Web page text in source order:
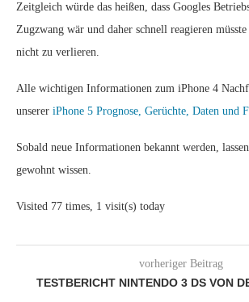
Zeitgleich würde das heißen, dass Googles
Zugzwang wär und daher schnell reagieren
nicht zu verlieren.
Alle wichtigen Informationen zum iPhone 4
unserer iPhone 5 Prognose, Gerüchte, Daten und
Sobald neue Informationen bekannt werden,
gewohnt wissen.
Visited 77 times, 1 visit(s) today
vorheriger Beitrag
TESTBERICHT NINTENDO 3 DS VON